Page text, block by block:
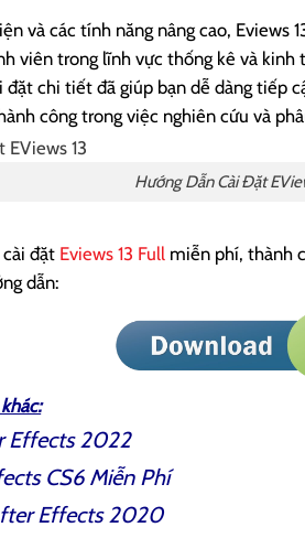
và các tính năng nâng cao, Eviews
viên trong lĩnh vực thống kê và kinh
đặt chi tiết đã giúp bạn dễ dàng tiếp
công trong việc nghiên cứu và
Hướng Dẫn Cài Đặt
đặt Eviews 13 Full miễn phí, thành
dẫn:
Effects 2022
CS6Miễn Phí
Effects 2020